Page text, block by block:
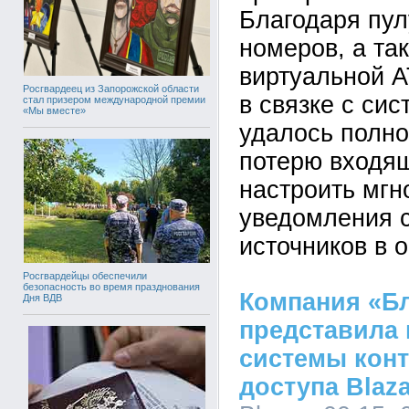
Росгвардеец из Запорожской области
стал призером международной премии
«Мы вместе»
Росгвардейцы обеспечили
безопасность во время празднования
Дня ВДВ
Благодаря
номеров, а
виртуальной
в связке с
удалось
потерю
настроить
уведомления
источников в
Компания
системы
доступа